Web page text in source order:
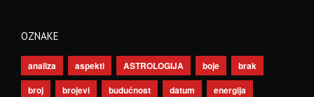
OZNAKE
analiza aspekti ASTROLOGIJA boje
brak
broj
brojevi budućnost datum
energija